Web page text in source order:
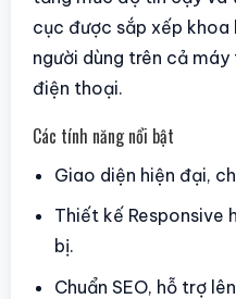
cục được sắp xếp khoa
người dùng trên cả
điện thoại.
Các tính năng nổi bật
Giao diện hiện đại,
Thiết kế Responsive
bị.
Chuẩn SEO, hỗ trợ